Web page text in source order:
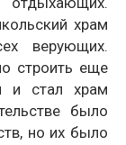
храм
верующих.
строить еще
и стал храм
было
но их было